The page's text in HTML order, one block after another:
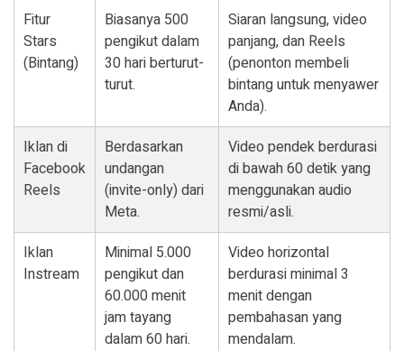
Fitur
Stars
(Bintang)
Biasanya 500
pengikut dalam
30 hari berturut-
turut.
Siaran langsung, video
panjang, dan Reels
(penonton membeli
bintang untuk menyawer
Anda).
Iklan di
Facebook
Reels
Berdasarkan
undangan
(invite-only) dari
Meta.
Video pendek berdurasi
di bawah 60 detik yang
menggunakan audio
resmi/asli.
Iklan
Instream
Minimal 5.000
pengikut dan
60.000 menit
jam tayang
dalam 60 hari.
Video horizontal
berdurasi minimal 3
menit dengan
pembahasan yang
mendalam.